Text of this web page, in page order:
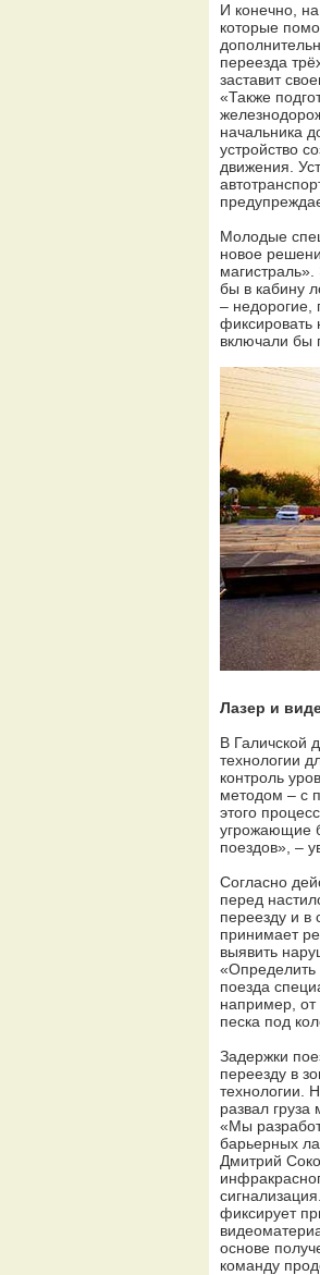
И конечно,
которые
переезда
заставит
«Также
начальника
устройство
движения.
Молодые
новое
бы в кабину
– недорогие,
фиксировать
включали бы
Лазер и
В Галичской
технологии
контроль
методом – с
этого
угрожающие
поездов», –
Согласно
перед
переезду и в
принимает
выявить
«Определить
поезда
например, от
песка под
Задержки
переезду в
технологии.
развал груза
«Мы
барьерных
Дмитрий
фиксирует
основе
команду